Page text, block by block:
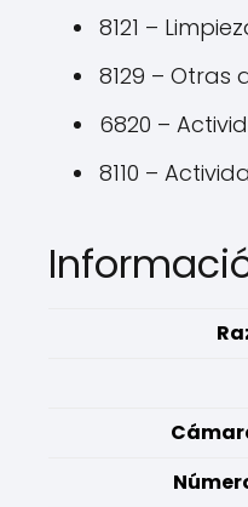
8121 –
8129 – Otras
6820 –
8110 –